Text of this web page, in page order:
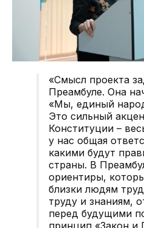
«Смысл проекта
Преамбуле. Она
«Мы, единый
Это сильный
Конституции –
у нас общая
какими будут
страны. В
ориентиры,
близки людям
труду и знаниям,
перед будущими
принцип «Закон и